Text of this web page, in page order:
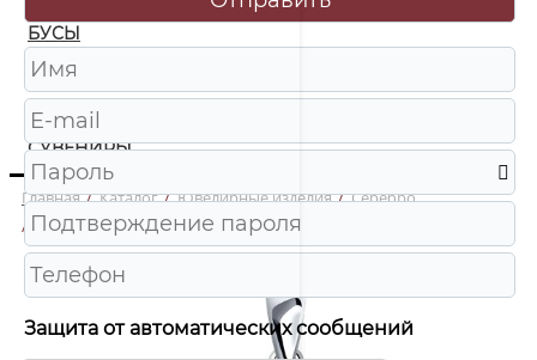
БУСЫ
ЧАСЫ
ШКАТУЛКИ
СУВЕНИРЫ
Главная / Каталог / Ювелирные изделия / Серебро
/
94-130-00725-1 Подвеска Ag 925
Защита от автоматических сообщений